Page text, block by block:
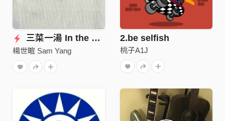
三菜一湯 In the Middle
楊世暄 Sam Yang
2.be selfish
桃子A1J